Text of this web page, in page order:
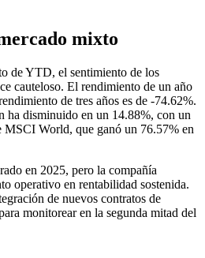
mixto
de YTD, el sentimiento de los
cauteloso. El rendimiento de un año
de tres años es de -74.62%.
ha disminuido en un 14.88%, con un
World, que ganó un 76.57% en
en 2025, pero la compañía
operativo en rentabilidad sostenida.
de nuevos contratos de
monitorear en la segunda mitad del